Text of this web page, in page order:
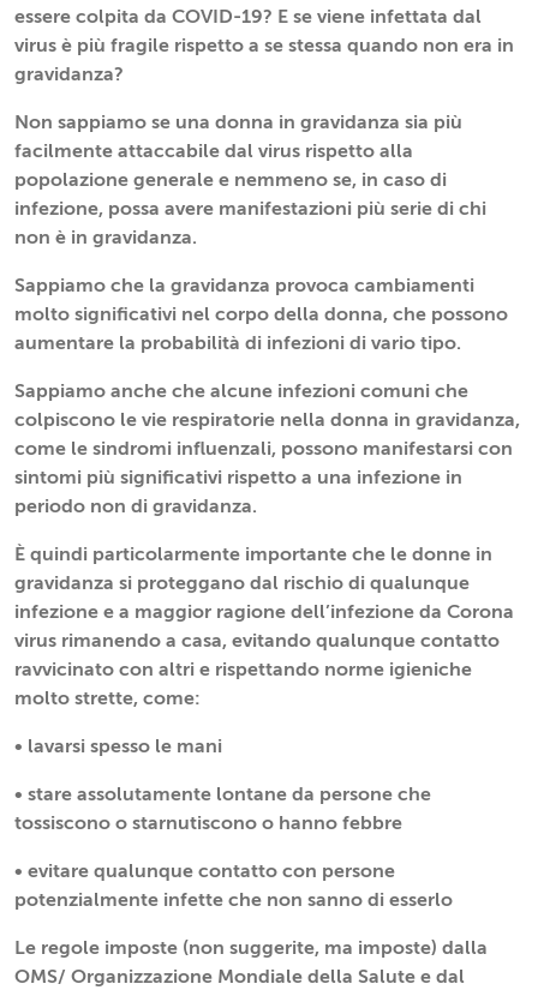
essere colpita da COVID-19? E se viene infettata dal
virus è più fragile rispetto a se stessa quando non era in
gravidanza?
Non sappiamo se una donna in gravidanza sia più
facilmente attaccabile dal virus rispetto alla
popolazione generale e nemmeno se, in caso di
infezione, possa avere manifestazioni più serie di chi
non è in gravidanza.
Sappiamo che la gravidanza provoca cambiamenti
molto significativi nel corpo della donna, che possono
aumentare la probabilità di infezioni di vario tipo.
Sappiamo anche che alcune infezioni comuni che
colpiscono le vie respiratorie nella donna in gravidanza,
come le sindromi influenzali, possono manifestarsi con
sintomi più significativi rispetto a una infezione in
periodo non di gravidanza.
È quindi particolarmente importante che le donne in
gravidanza si proteggano dal rischio di qualunque
infezione e a maggior ragione dell’infezione da Corona
virus rimanendo a casa, evitando qualunque contatto
ravvicinato con altri e rispettando norme igieniche
molto strette, come:
• lavarsi spesso le mani
• stare assolutamente lontane da persone che
tossiscono o starnutiscono o hanno febbre
• evitare qualunque contatto con persone
potenzialmente infette che non sanno di esserlo
Le regole imposte (non suggerite, ma imposte) dalla
OMS/ Organizzazione Mondiale della Salute e dal